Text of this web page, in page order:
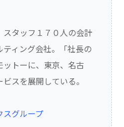
スタッフ１７０人の会計
ィング会社。「社長の
ットーに、東京、名古
スを展開している。
スグループ